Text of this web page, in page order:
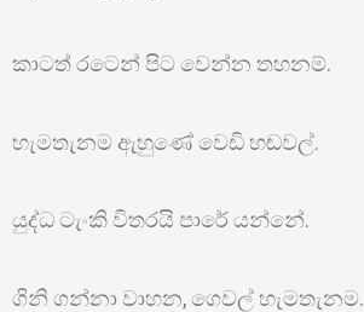
කාටත් රටෙන් පිට වෙන්න තහනම්.
හැමතැනම ඇහුණේ වෙඩි හඬවල්.
යුද්ධ ටැංකි විතරයි පාරේ යන්නේ.
ගිනි ගන්නා වාහන, ගෙවල් හැමතැනම.